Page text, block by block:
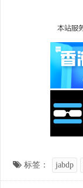
标签： jabdp